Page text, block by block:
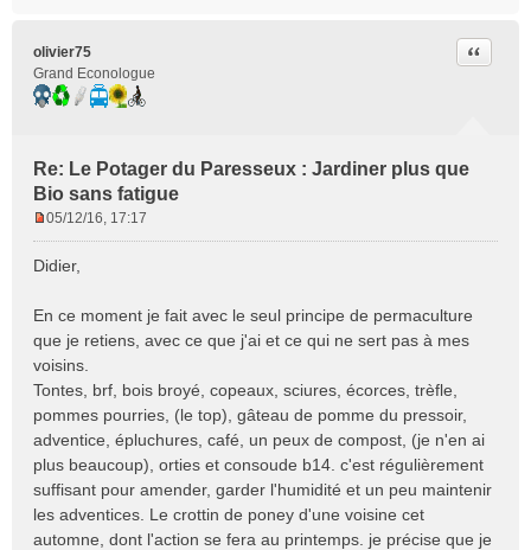
olivier75
Grand Econologue
Re: Le Potager du Paresseux : Jardiner plus que
Bio sans fatigue
Citer
s
a
g
e
n
l
u
05/12/16, 17:17
Didier,
En ce moment je fait avec le seul principe de permaculture
que je retiens, avec ce que j'ai et ce qui ne sert pas à mes
voisins.
Tontes, brf, bois broyé, copeaux, sciures, écorces, trèfle,
pommes pourries, (le top), gâteau de pomme du pressoir,
adventice, épluchures, café, un peux de compost, (je n'en ai
plus beaucoup), orties et consoude b14. c'est régulièrement
suffisant pour amender, garder l'humidité et un peu maintenir
les adventices. Le crottin de poney d'une voisine cet
automne, dont l'action se fera au printemps. je précise que je